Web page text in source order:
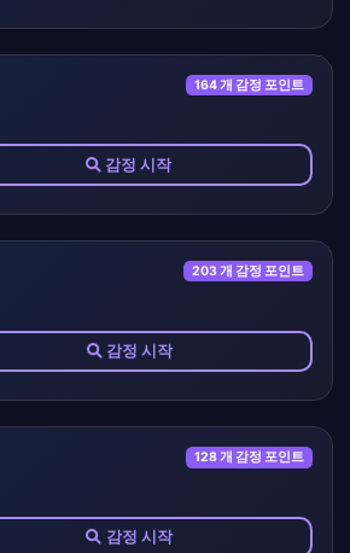
164 개 감정 포인트
감정 시작
203 개 감정 포인트
감정 시작
128 개 감정 포인트
감정 시작